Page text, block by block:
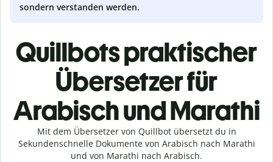
sondern verstanden werden.
Quillbots praktischer
Übersetzer für
Arabisch und Marathi
Mit dem Übersetzer von Quillbot übersetzt du in
Sekundenschnelle Dokumente von Arabisch nach Marathi
und von Marathi nach Arabisch.